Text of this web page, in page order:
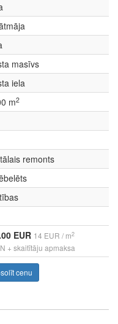
masīvs
iela
m2
remonts
EUR 14 EUR / m2
+ skaitītāju apmaksa
cenu